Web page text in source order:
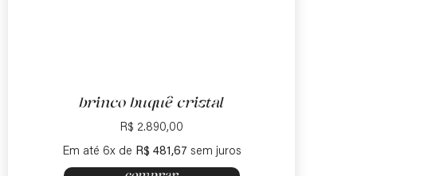
brinco buquê cristal
R$ 2.890,00
Em até 6x de R$ 481,67 sem juros